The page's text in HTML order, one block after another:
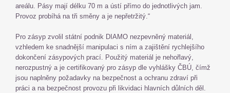
areálu. Pásy mají délku 70 m a ústí přímo do jednotlivých jam.
Provoz probíhá na tři směny a je nepřetržitý.“
Pro zásyp zvolil státní podnik DIAMO nezpevněný materiál,
vzhledem ke snadnější manipulaci s ním a zajištění rychlejšího
dokončení zásypových prací. Použitý materiál je nehořlavý,
nerozpustný a je certifikovaný pro zásyp dle vyhlášky ČBÚ, čímž
jsou naplněny požadavky na bezpečnost a ochranu zdraví při
práci a na bezpečnost provozu při likvidaci hlavních důlních děl.